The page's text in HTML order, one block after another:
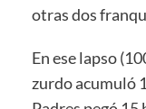
otras dos
En ese lapso
zurdo acumuló